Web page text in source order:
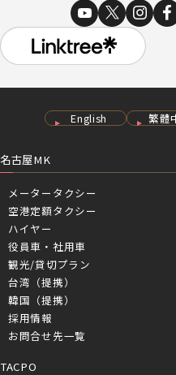
English 繁體
名古屋MK
メータータクシー
空港定額タクシー
ハイヤー
役員車・社用車
観光/貸切プラン
台湾（提携）
韓国（提携）
採用情報
お問合せ先一覧
TACPO